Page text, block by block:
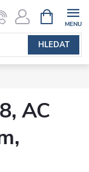
HLEDAT
NÁKUPNÍ
KOŠÍK
AC